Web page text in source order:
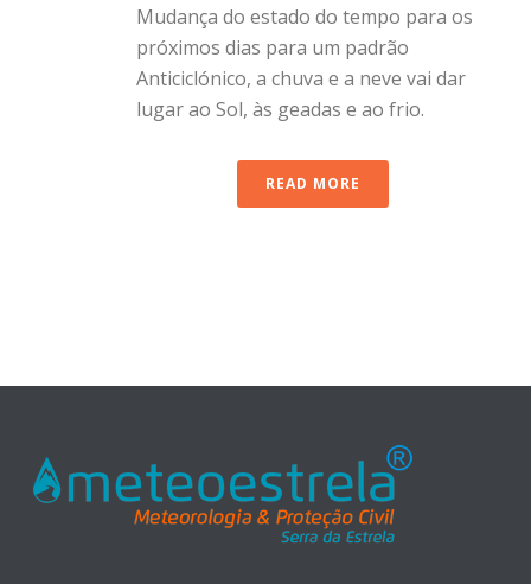
Mudança do estado do tempo para os
próximos dias para um padrão
Anticiclónico, a chuva e a neve vai dar
lugar ao Sol, às geadas e ao frio.
READ MORE